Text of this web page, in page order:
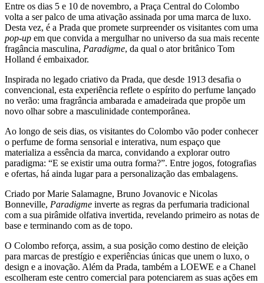
Entre os dias 5 e 10 de novembro, a Praça Central do Colombo
volta a ser palco de uma ativação assinada por uma marca de luxo.
Desta vez, é a Prada que promete surpreender os visitantes com uma
pop-up em que convida a mergulhar no universo da sua mais recente
fragância masculina, Paradigme, da qual o ator britânico Tom
Holland é embaixador.
Inspirada no legado criativo da Prada, que desde 1913 desafia o
convencional, esta experiência reflete o espírito do perfume lançado
no verão: uma fragrância ambarada e amadeirada que propõe um
novo olhar sobre a masculinidade contemporânea.
Ao longo de seis dias, os visitantes do Colombo vão poder conhecer
o perfume de forma sensorial e interativa, num espaço que
materializa a essência da marca, convidando a explorar outro
paradigma: “E se existir uma outra forma?”. Entre jogos, fotografias
e ofertas, há ainda lugar para a personalização das embalagens.
Criado por Marie Salamagne, Bruno Jovanovic e Nicolas
Bonneville, Paradigme inverte as regras da perfumaria tradicional
com a sua pirâmide olfativa invertida, revelando primeiro as notas de
base e terminando com as de topo.
O Colombo reforça, assim, a sua posição como destino de eleição
para marcas de prestígio e experiências únicas que unem o luxo, o
design e a inovação. Além da Prada, também a LOEWE e a Chanel
escolheram este centro comercial para potenciarem as suas ações em